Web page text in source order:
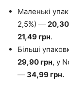
Маленькі
2,5%) —
21,49 грн.
Більші
29,90 грн, у
— 34,99 грн.